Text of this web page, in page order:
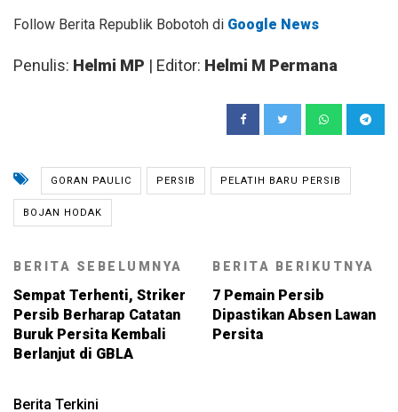
Follow Berita Republik Bobotoh di Google News
Penulis: Helmi MP | Editor: Helmi M Permana
GORAN PAULIC PERSIB PELATIH BARU PERSIB
BOJAN HODAK
BERITA SEBELUMNYA
Sempat Terhenti, Striker
Persib Berharap Catatan
Buruk Persita Kembali
Berlanjut di GBLA
BERITA BERIKUTNYA
7 Pemain Persib
Dipastikan Absen Lawan
Persita
Berita Terkini